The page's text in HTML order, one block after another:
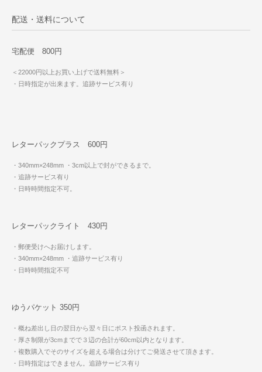
配送・送料について
宅配便 800円
＜22000円以上お買い上げで送料無料＞
・日時指定が出来ます。追跡サービス有り
レターパックプラス 600円
・340mm×248mm ・3cm以上で封ができるまで。
・追跡サービス有り
・日時時間指定不可。
レターパックライト 430円
・郵便受けへお届けします。
・340mm×248mm ・追跡サービス有り
・日時時間指定不可
ゆうパケット 350円
・概ね差出し日の翌日から翌々日にポスト投函されます。
・厚さ制限が3cmまでで３辺の合計が60cm以内となります。
・複数購入でそのサイズを超える場合は分けてご発送させて頂きます。
・日時指定はできません。追跡サービス有り